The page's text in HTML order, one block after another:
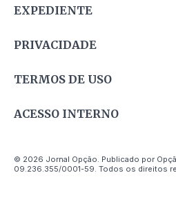
EXPEDIENTE
PRIVACIDADE
TERMOS DE USO
ACESSO INTERNO
© 2026 Jornal Opção. Publicado por
09.236.355/0001-59. Todos os direitos